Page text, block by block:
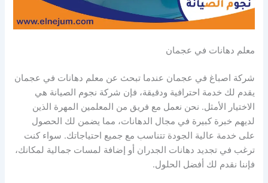
معلم دهانات في عجمان
شركة اصباغ في عجمان عندما تبحث عن معلم دهانات في عجمان
يقدم لك خدمة احترافية ودقيقة، فإن شركة نجوم الصيانة هي
الاختيار الأمثل. نحن نعمل مع فريق من المعلمين المهرة الذين
لديهم خبرة كبيرة في مجال الدهانات، مما يضمن لك الحصول
على خدمة عالية الجودة تتناسب مع جميع احتياجاتك. سواء كنت
ترغب في تجديد دهانات الجدران أو إضافة لمسات جمالية لمكانك،
فإننا نقدم لك أفضل الحلول.